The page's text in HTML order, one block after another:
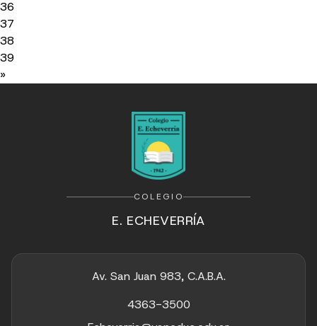
36
37
38
39
»
COLEGIO
E. ECHEVERRÍA
Av. San Juan 983, C.A.B.A.
4363-3500